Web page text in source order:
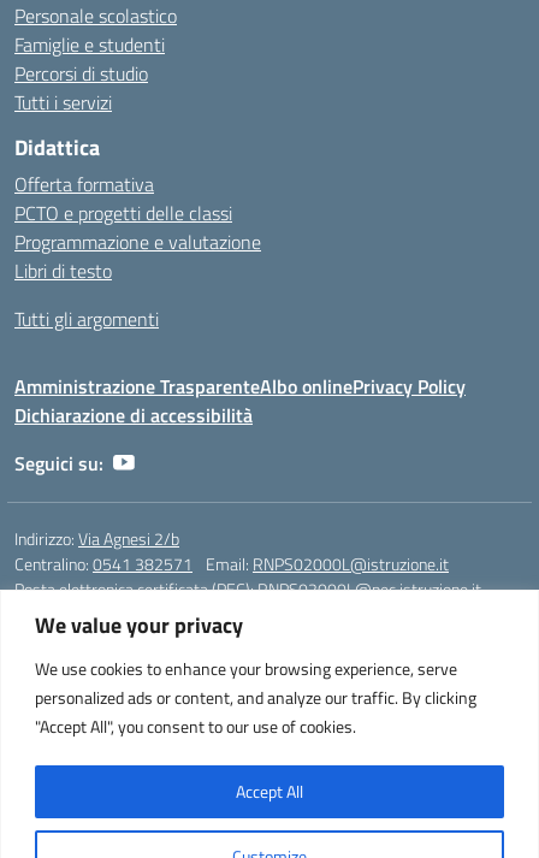
We value your privacy
We use cookies to enhance your browsing experience, serve
personalized ads or content, and analyze our traffic. By clicking
"Accept All", you consent to our use of cookies.
Accept All
Personale scolastico
Famiglie e studenti
Percorsi di studio
Tutti i servizi
Didattica
Offerta formativa
PCTO e progetti delle classi
Programmazione e valutazione
Libri di testo
Tutti gli argomenti
Amministrazione TrasparenteAlbo onlinePrivacy Policy
Dichiarazione di accessibilità
Seguici su:
Indirizzo:Via Agnesi 2/b
Centralino:0541 382571 Email: RNPS02000L@istruzione.it
Posta elettronica certificata (PEC):RNPS02000L@pec.istruzione.it
Codice fiscale: 82009530401
Codice meccanografico: RNPS02000L
Liceo Scientifico e Musicale "A. Einstein" - Via Agnesi 2/b - 47923 Rimini
- Tel. +39 0541 382571 – Fax +39 0541 381636 E-mail: